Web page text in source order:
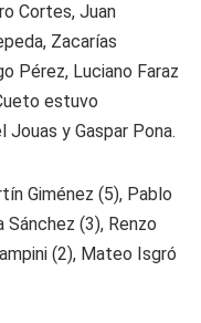
Cortes, Juan
Zacarías
Pérez, Luciano Faraz
estuvo
y Gaspar Pona.
Giménez (5), Pablo
(3), Renzo
(2), Mateo Isgró